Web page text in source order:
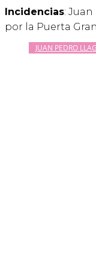
Incidencias:
por la Puerta
JUAN PEDRO